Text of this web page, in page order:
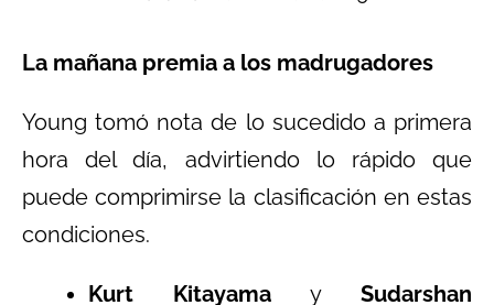
La mañana premia a los madrugadores
Young tomó nota de lo sucedido a primera
hora del día, advirtiendo lo rápido que
puede comprimirse la clasificación en estas
condiciones.
Kurt Kitayama y Sudarshan